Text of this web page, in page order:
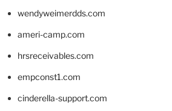
wendyweimerdds.com
ameri-camp.com
hrsreceivables.com
empconst1.com
cinderella-support.com